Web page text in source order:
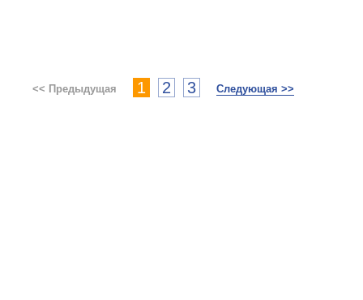
<< Предыдущая 1 2 3 Следующая >>